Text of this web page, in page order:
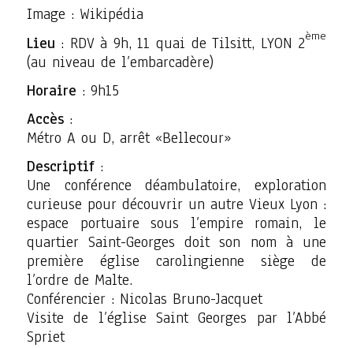
Image : Wikipédia
Lieu : RDV à 9h, 11 quai de Tilsitt, LYON 2ème
(au niveau de l’embarcadère)
Horaire : 9h15
Accès:
Métro A ou D, arrêt «Bellecour»
Descriptif:
Une conférence déambulatoire, exploration
curieuse pour découvrir un autre Vieux Lyon :
espace portuaire sous l’empire romain, le
quartier Saint-Georges doit son nom à une
première église carolingienne siège de
l’ordre de Malte.
Conférencier : Nicolas Bruno-Jacquet
Visite de l’église Saint Georges par l’Abbé
Spriet